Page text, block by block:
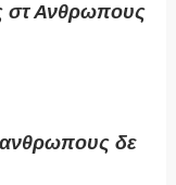
Ανθρωπους τις
δε